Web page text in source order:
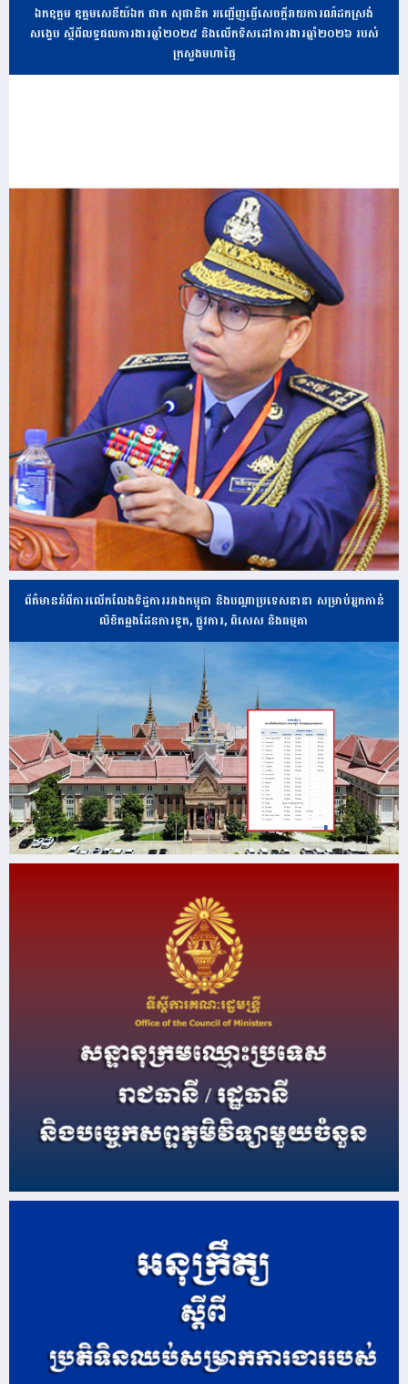
ឯកឧត្តម ឧត្តមសេនីយ៍ឯក ផាត សុផានិត អញ្ជើញធ្វើសេចក្តីរាយការណ៍ដកស្រង់
សង្ខេប ស្តីពីលទ្ធផលការងារឆ្នាំ២០២៥ និងលើកទិសដៅការងារឆ្នាំ២០២៦ របស់
ក្រសួងមហាផ្ទៃ
ព័ត៌មានអំពីការលើកលែងទិដ្ឋការរវាងកម្ពុជា និងបណ្ដាប្រទេសនានា សម្រាប់អ្នកកាន់
លិខិតឆ្លងដែនការទូត, ផ្លូវការ, ពិសេស និងធម្មតា